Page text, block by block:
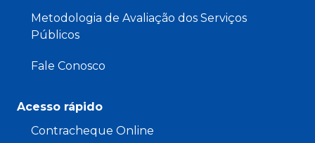
Metodologia de Avaliação dos Serviços
Públicos
Fale Conosco
Acesso rápido
Contracheque Online